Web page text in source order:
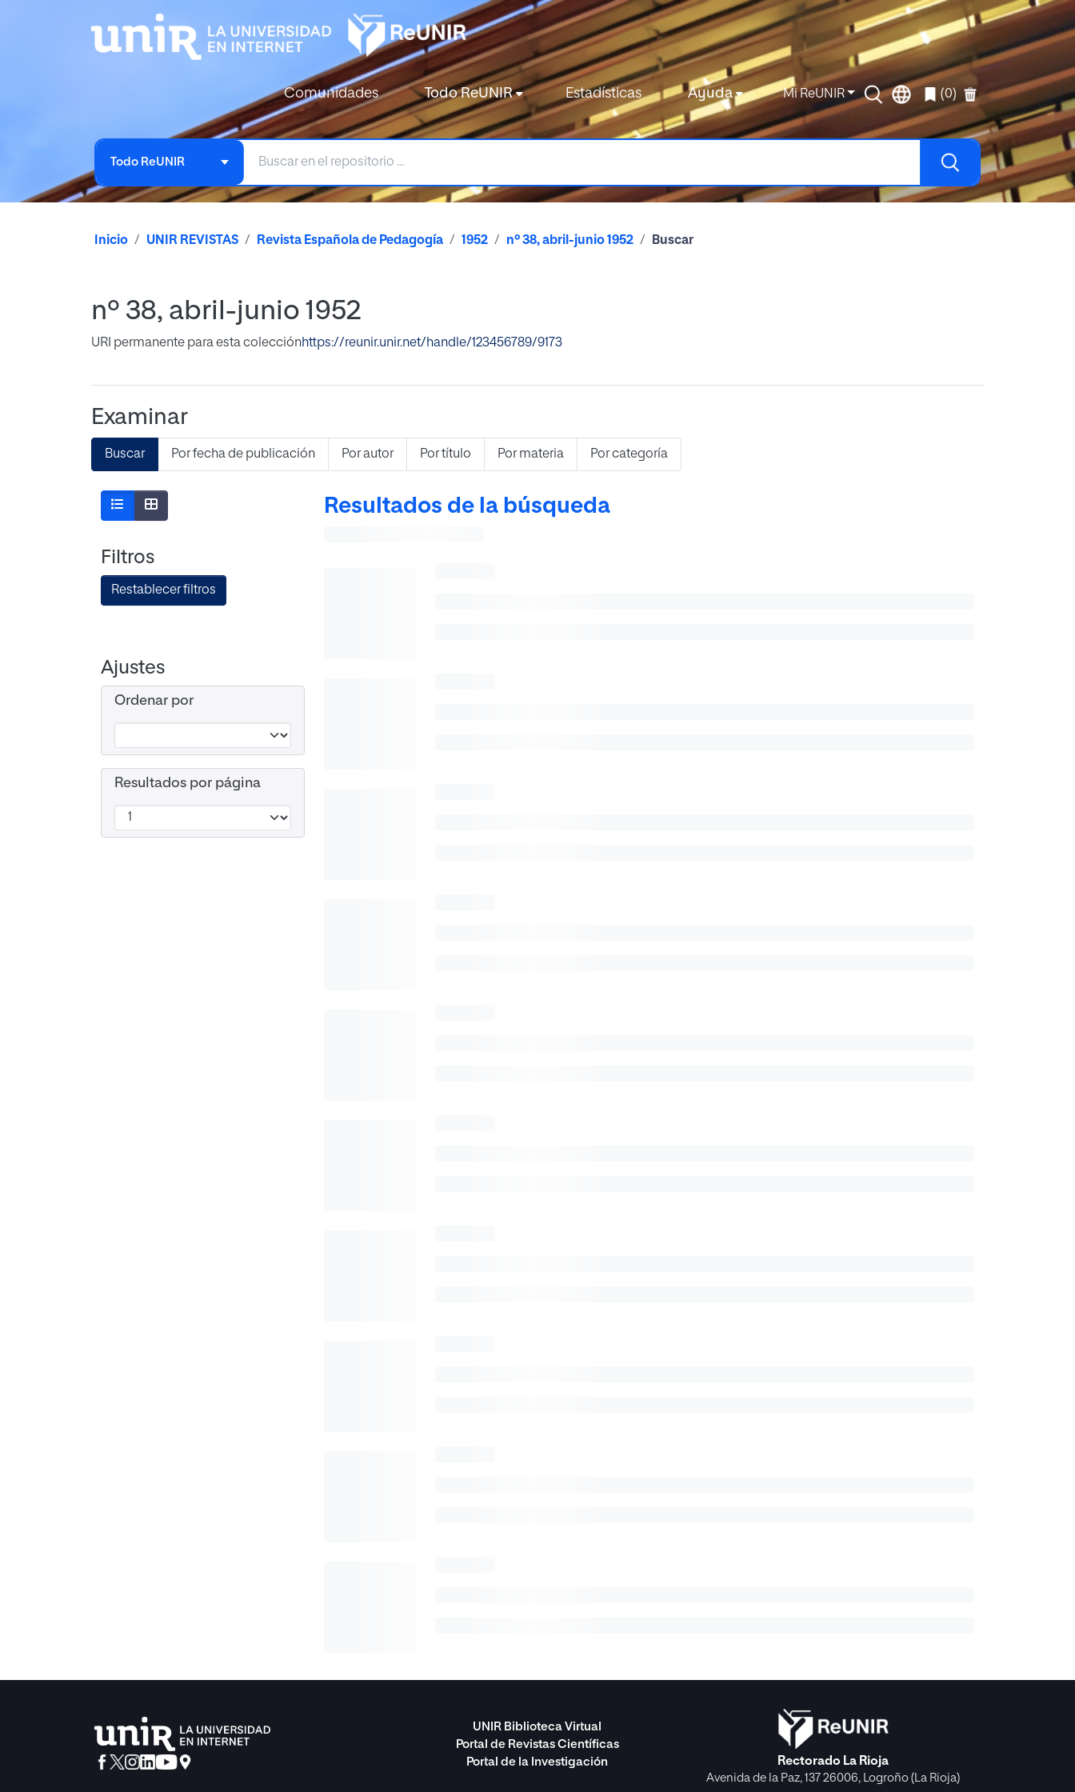
Comunidades Todo ReUNIR Estadísticas Ayuda Mi ReUNIR (0)
Todo ReUNIR
Inicio UNIR REVISTAS Revista Española de Pedagogía 1952 nº 38, abril-junio 1952 Buscar
nº 38, abril-junio 1952
URI permanente para esta colecciónhttps://reunir.unir.net/handle/123456789/9173
Examinar
Buscar Por fecha de publicación Por autor Por título Por materia Por categoría
Filtros
Restablecer filtros
Ajustes
Ordenar por
Resultados por página
Resultados de la búsqueda
UNIR Biblioteca Virtual
Portal de Revistas Científicas
Portal de la Investigación
Rectorado La Rioja
Avenida de la Paz, 137 26006, Logroño (La Rioja)